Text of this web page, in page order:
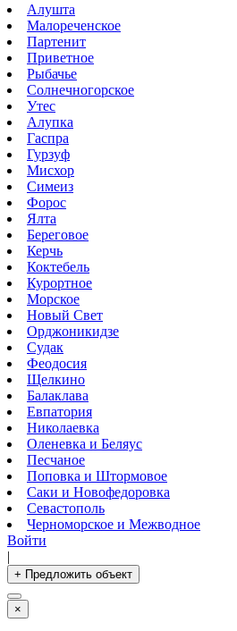
Алушта
Малореченское
Партенит
Приветное
Рыбачье
Солнечногорское
Утес
Алупка
Гаспра
Гурзуф
Мисхор
Симеиз
Форос
Ялта
Береговое
Керчь
Коктебель
Курортное
Морское
Новый Свет
Орджоникидзе
Судак
Феодосия
Щелкино
Балаклава
Евпатория
Николаевка
Оленевка и Беляус
Песчаное
Поповка и Штормовое
Саки и Новофедоровка
Севастополь
Черноморское и Межводное
Войти
|
+ Предложить объект
×